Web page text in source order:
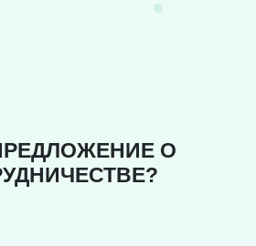
О